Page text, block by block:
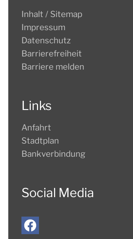
Inhalt / Sitemap
Impressum
Datenschutz
Barrierefreiheit
Barriere melden
Links
Anfahrt
Stadtplan
Bankverbindung
Social Media